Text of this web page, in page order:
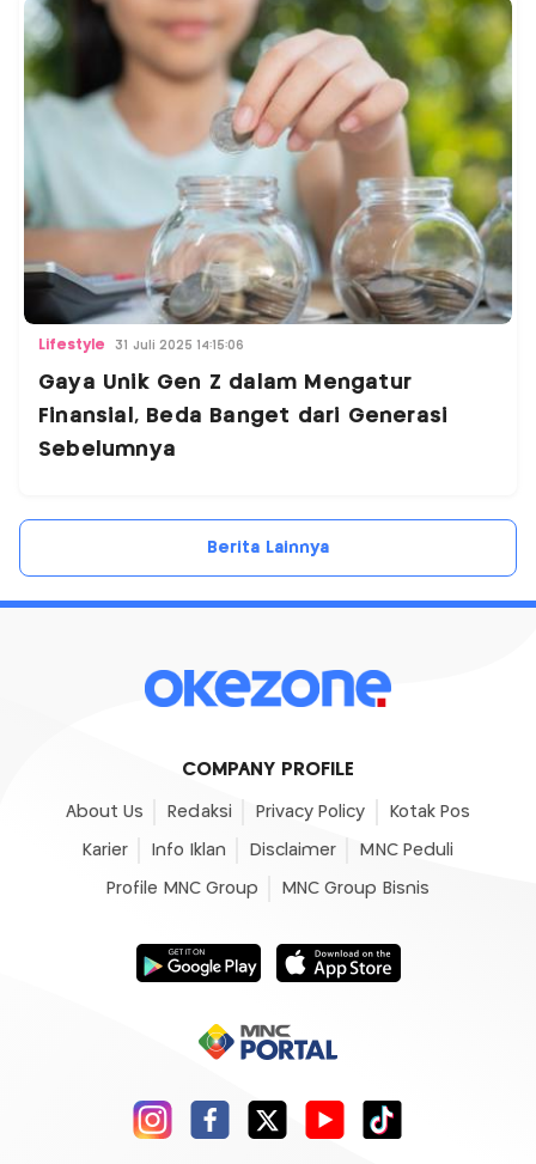
Lifestyle 31 Juli 2025 14:15:06
Gaya Unik Gen Z dalam Mengatur
Finansial, Beda Banget dari Generasi
Sebelumnya
Berita Lainnya